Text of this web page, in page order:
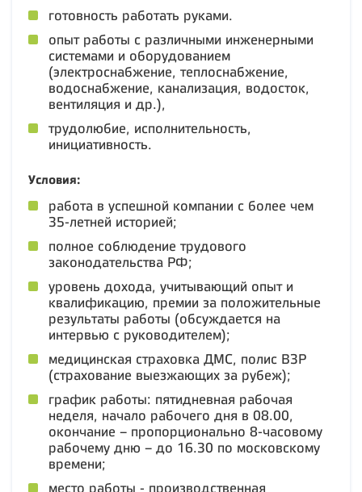
готовность работать руками.
опыт работы с различными инженерными
системами и оборудованием
(электроснабжение, теплоснабжение,
водоснабжение, канализация, водосток,
вентиляция и др.),
трудолюбие, исполнительность,
инициативность.
Условия:
работа в успешной компании с более чем
35-летней историей;
полное соблюдение трудового
законодательства РФ;
уровень дохода, учитывающий опыт и
квалификацию, премии за положительные
результаты работы (обсуждается на
интервью с руководителем);
медицинская страховка ДМС, полис ВЗР
(страхование выезжающих за рубеж);
график работы: пятидневная рабочая
неделя, начало рабочего дня в 08.00,
окончание – пропорционально 8-часовому
рабочему дню – до 16.30 по московскому
времени;
место работы - производственная